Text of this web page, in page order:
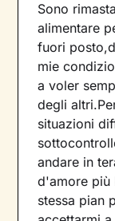
Sono
alimentare
fuori
mie
a voler
degli
situazioni
andare in
d'amore più
stessa pian